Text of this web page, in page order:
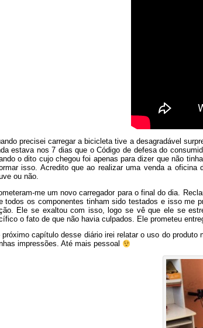
precisei carregar a bicicleta tive a desagradável
estava nos 7 dias que o Código de defesa do
o dito cujo chegou foi apenas para dizer que não
isso. Acredito que ao realizar uma venda a
ou não.
me um novo carregador para o final do dia.
todos os componentes tinham sido testados e isso me
Ele se exaltou com isso, logo se vê que ele se
o fato de que não havia culpados. Ele prometeu
próximo capítulo desse diário irei relatar o uso do
impressões. Até mais pessoal